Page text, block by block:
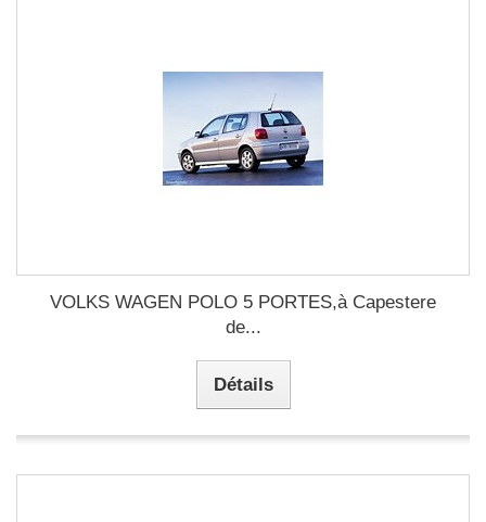
VOLKS WAGEN POLO 5 PORTES,à Capestere
de...
Détails